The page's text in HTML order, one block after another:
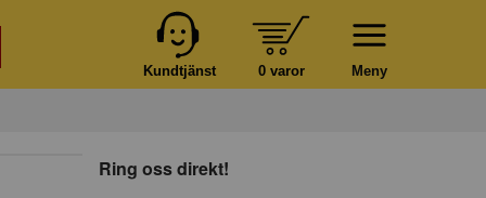
Meny
0 varor
Kundtjänst
Ring oss direkt!